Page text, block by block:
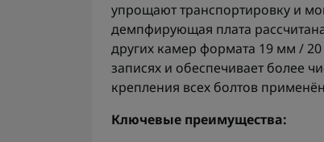
упрощают транспортировку и
демпфирующая плата
других камер формата 19 мм /
записях и обеспечивает более
крепления всех болтов
Ключевые преимущества: